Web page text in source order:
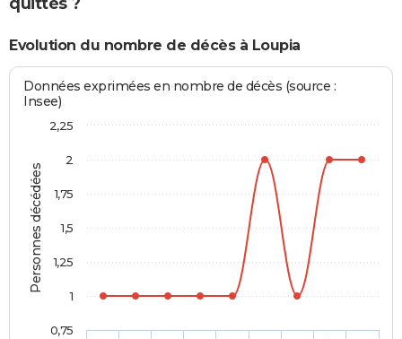
Evolution du nombre de décès à Loupia
Personnes décédées
Données exprimées en nombre de décès (source :
Insee)
0,75
1
1,25
1,5
1,75
2
2,25